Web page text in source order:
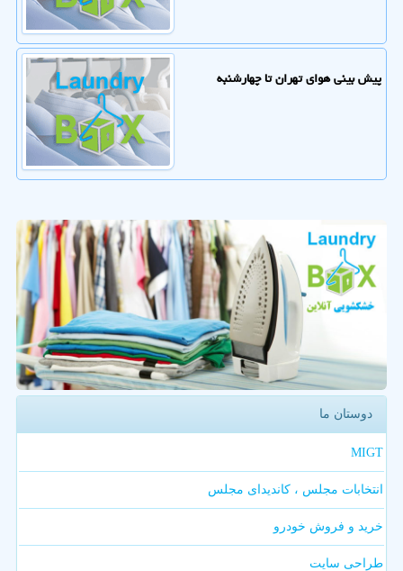
پیش بینی هوای تهران تا چهارشنبه
دوستان ما
MIGT
انتخابات مجلس ، کاندیدای مجلس
خرید و فروش خودرو
طراحی سایت